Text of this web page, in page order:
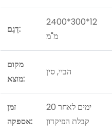
דֶגֶם:
2400*300*12
מ"מ
מקום
מוצא:
הביי, סין
זמן
אספקה:
20 ימים לאחר
קבלת הפיקדון